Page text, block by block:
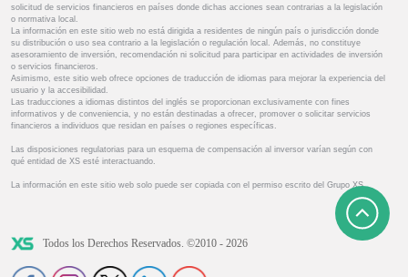
solicitud de servicios financieros en países donde dichas acciones sean contrarias a la legislación
o normativa local.
La información en este sitio web no está dirigida a residentes de ningún país o jurisdicción donde
su distribución o uso sea contrario a la legislación o regulación local. Además, no constituye
asesoramiento de inversión, recomendación ni solicitud para participar en actividades de inversión
o servicios financieros.
Asimismo, este sitio web ofrece opciones de traducción de idiomas para mejorar la experiencia del
usuario y la accesibilidad.
Las traducciones a idiomas distintos del inglés se proporcionan exclusivamente con fines
informativos y de conveniencia, y no están destinadas a ofrecer, promover o solicitar servicios
financieros a individuos que residan en países o regiones específicas.
Las disposiciones regulatorias para un esquema de compensación al inversor varían según con
qué entidad de XS esté interactuando.
La información en este sitio web solo puede ser copiada con el permiso escrito del Grupo XS.
Todos los Derechos Reservados. ©2010 - 2026